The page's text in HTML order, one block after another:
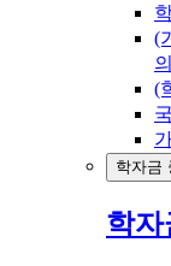
(
(
학자금
학자